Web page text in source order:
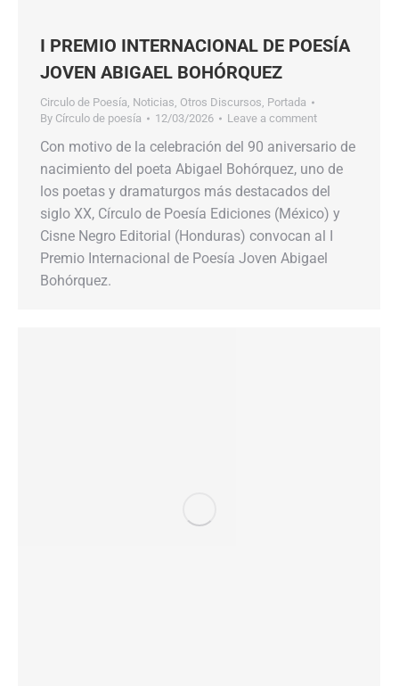
I PREMIO INTERNACIONAL DE POESÍA
JOVEN ABIGAEL BOHÓRQUEZ
Circulo de Poesía, Noticias, Otros Discursos, Portada
By Círculo de poesía 12/03/2026 Leave a comment
Con motivo de la celebración del 90 aniversario de
nacimiento del poeta Abigael Bohórquez,​​ uno de
los poetas y dramaturgos más destacados del
siglo XX,​​ Círculo de Poesía Ediciones (México) y
Cisne Negro Editorial (Honduras) convocan al​​ I
Premio Internacional de Poesía Joven Abigael
Bohórquez.​​